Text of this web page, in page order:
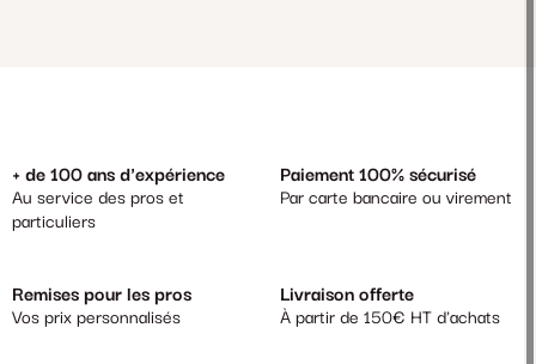
+ de 100 ans d'expérience
Au service des pros et
particuliers
Paiement 100% sécurisé
Par carte bancaire ou virement
Remises pour les pros
Vos prix personnalisés
Livraison offerte
À partir de 150€ HT d'achats